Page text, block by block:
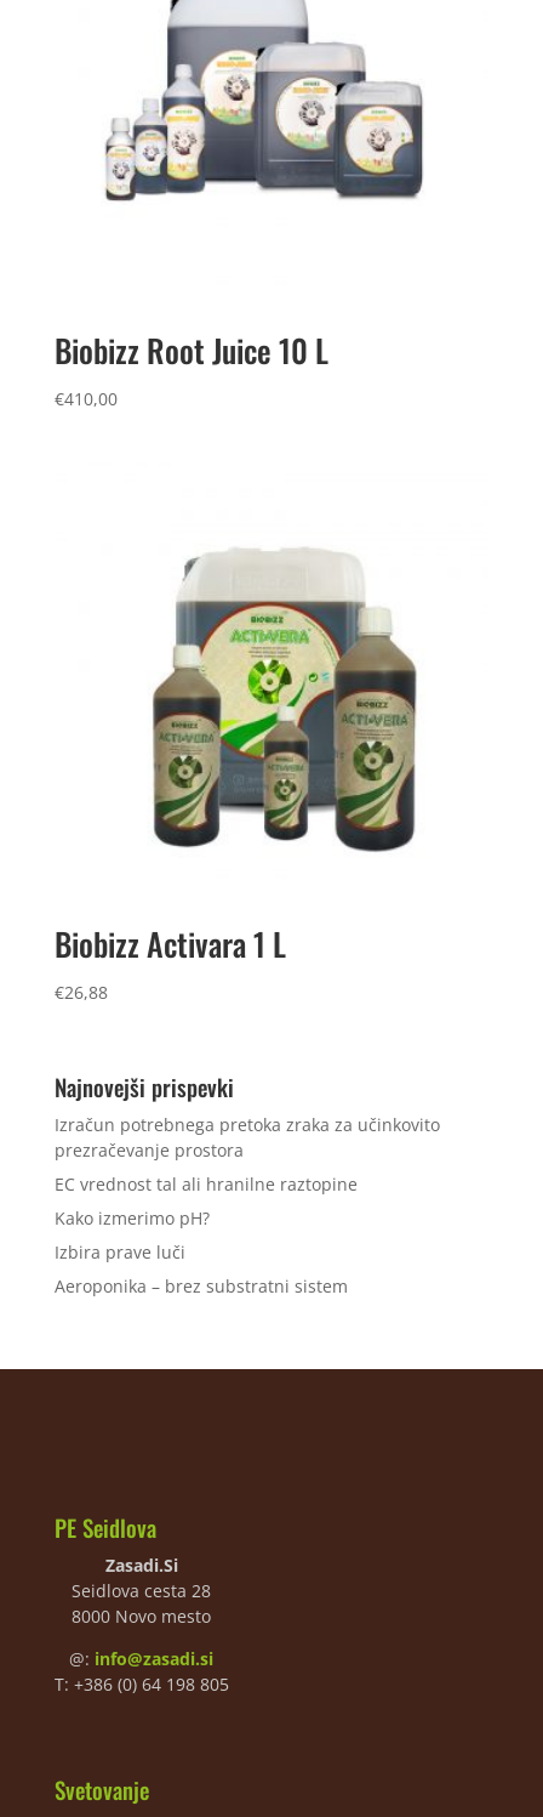
Biobizz Root Juice 10 L
€410,00
Biobizz Activara 1 L
€26,88
Najnovejši prispevki
Izračun potrebnega pretoka zraka za učinkovito
prezračevanje prostora
EC vrednost tal ali hranilne raztopine
Kako izmerimo pH?
Izbira prave luči
Aeroponika – brez substratni sistem
PE Seidlova
Zasadi.Si
Seidlova cesta 28
8000 Novo mesto
@: info@zasadi.si
T: +386 (0) 64 198 805
Svetovanje